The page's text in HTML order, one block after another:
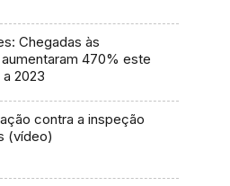
Chegadas às
aumentaram 470% este
2023
contra a inspeção
(vídeo)